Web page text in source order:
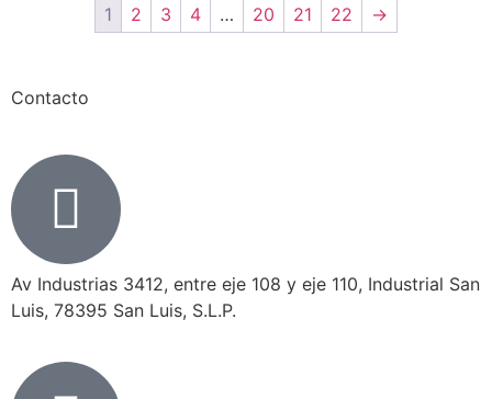
1 2 3 4 … 20 21 22 →
Contacto
Av Industrias 3412, entre eje 108 y eje 110, Industrial San
Luis, 78395 San Luis, S.L.P.